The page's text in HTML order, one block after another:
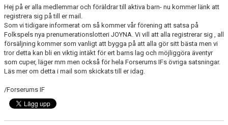
MATCHER
VÅRA SPONSORER
Hej på er alla medlemmar och föräldrar till aktiva barn- nu kommer länk att
registrera sig på till er mail.
Som vi tidigare informerat om så kommer vår förening att satsa på
Folkspels nya prenumerationslotteri JOYNA. Vi vill att alla registrerar sig , all
försäljning kommer som vanligt att bygga på att alla gör sitt bästa men vi
tror detta kan bli en viktig intäkt för ert barns lag och möjliggöra äventyr
som cuper, läger mm men också för hela Forserums IFs övriga satsningar.
Läs mer om detta i mail som skickats till er idag.
/Forserums IF